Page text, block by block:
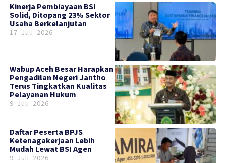
Kinerja Pembiayaan BSI
Solid, Ditopang 23% Sektor
Usaha Berkelanjutan
17 Juli 2026
Wabup Aceh Besar Harapkan
Pengadilan Negeri Jantho
Terus Tingkatkan Kualitas
Pelayanan Hukum
9 Juli 2026
Daftar Peserta BPJS
Ketenagakerjaan Lebih
Mudah Lewat BSI Agen
9 Juli 2026